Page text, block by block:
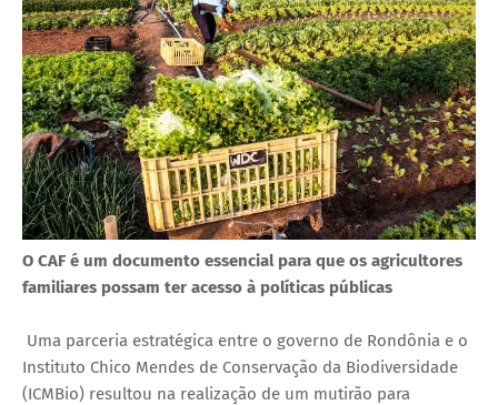
O CAF é um documento essencial para que os agricultores
familiares possam ter acesso à políticas públicas
Uma parceria estratégica entre o governo de Rondônia e o
Instituto Chico Mendes de Conservação da Biodiversidade
(ICMBio) resultou na realização de um mutirão para